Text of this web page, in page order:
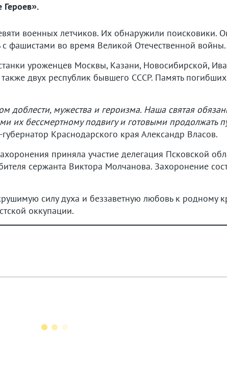
Героев».
военных летчиков. Их обнаружили поисковики.
с фашистами во время Великой Отечественной войны.
уроженцев Москвы, Казани, Новосибирской,
двух республик бывшего СССР. Память
мужества и героизма. Наша святая
их бессмертному подвигу и готовыми продолжать
Краснодарского края Александр Власов.
приняла участие делегация Псковской
сержанта Виктора Молчанова. Захоронение
силу духа и беззаветную любовь к родному
оккупации.